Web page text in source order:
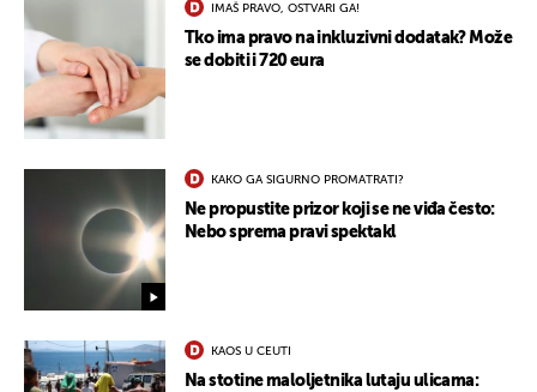
IMAŠ PRAVO, OSTVARI GA!
Tko ima pravo na inkluzivni dodatak? Može
se dobiti i 720 eura
KAKO GA SIGURNO PROMATRATI?
Ne propustite prizor koji se ne viđa često:
Nebo sprema pravi spektakl
KAOS U CEUTI
Na stotine maloljetnika lutaju ulicama: